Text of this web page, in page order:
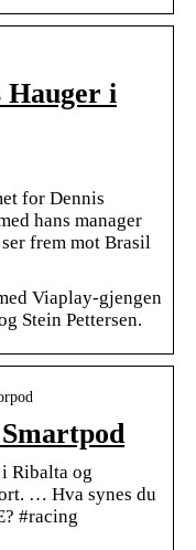
Hauger i
for Dennis
hans manager
frem mot Brasil
Viaplay-gjengen
Stein Pettersen.
Ribalta og
… Hva synes du
#racing